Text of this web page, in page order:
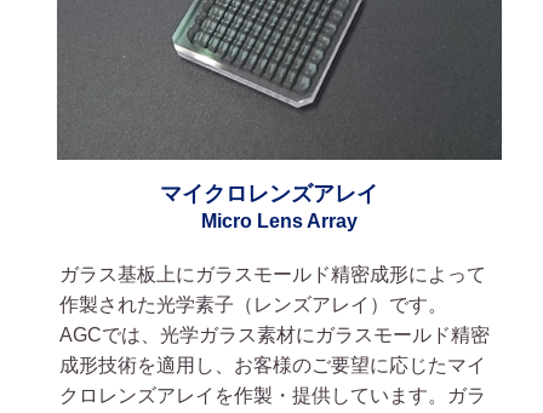
マイクロレンズアレイ
Micro Lens Array
ガラス基板上にガラスモールド精密成形によって
作製された光学素子（レンズアレイ）です。
AGCでは、光学ガラス素材にガラスモールド精密
成形技術を適用し、お客様のご要望に応じたマイ
クロレンズアレイを作製・提供しています。ガラ